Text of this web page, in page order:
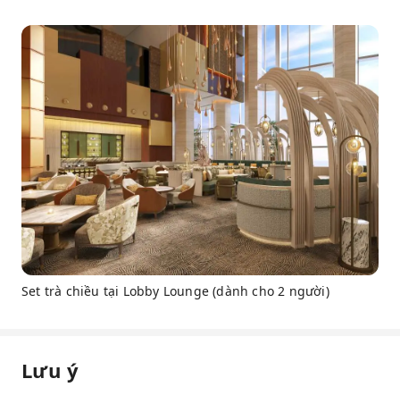
Set trà chiều tại Lobby Lounge (dành cho 2 người)
Lưu ý